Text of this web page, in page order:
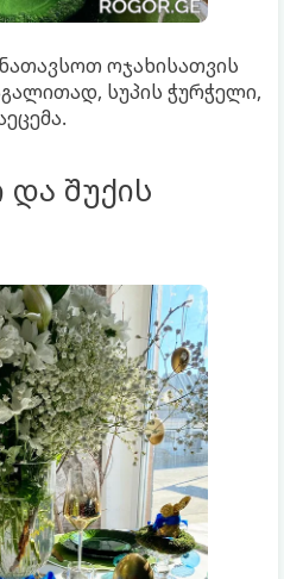
ოჯახისათვის
სუპის ჭურჭელი,
შუქის